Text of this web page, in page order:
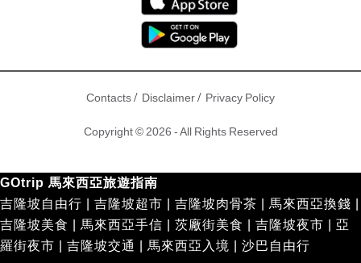
Contacts/ Disclaimer/ Privacy Policy
Copyright © 2026 - All Rights Reserved
GOtrip 馬來西亞旅遊指南
吉隆坡自由行
吉隆坡超市 吉隆坡肉骨茶 馬來西亞換錢
吉隆坡美食
馬來西亞手信 茨廠街美食 吉隆坡夜市
亞
羅街夜市
吉隆坡交通 馬來西亞入境 沙巴自由行